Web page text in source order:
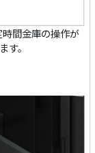
間金庫の操作が
す。